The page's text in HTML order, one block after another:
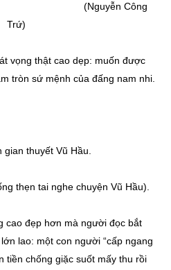
Công
Trứ)
vọng thật cao dẹp: muốn được
tròn sứ mệnh của đấng nam nhi.
thuyết Vũ Hầu.
chuyện Vũ Hầu).
cao đẹp hơn mà người đọc bắt
lao: một con người “cấp ngang
tiền chống giặc suốt mấy thu rồi